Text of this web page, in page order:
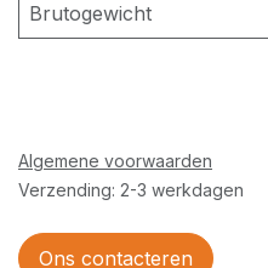
Brutogewicht
Algemene voorwaarden
Verzending: 2-3 werkdagen
Ons contacteren